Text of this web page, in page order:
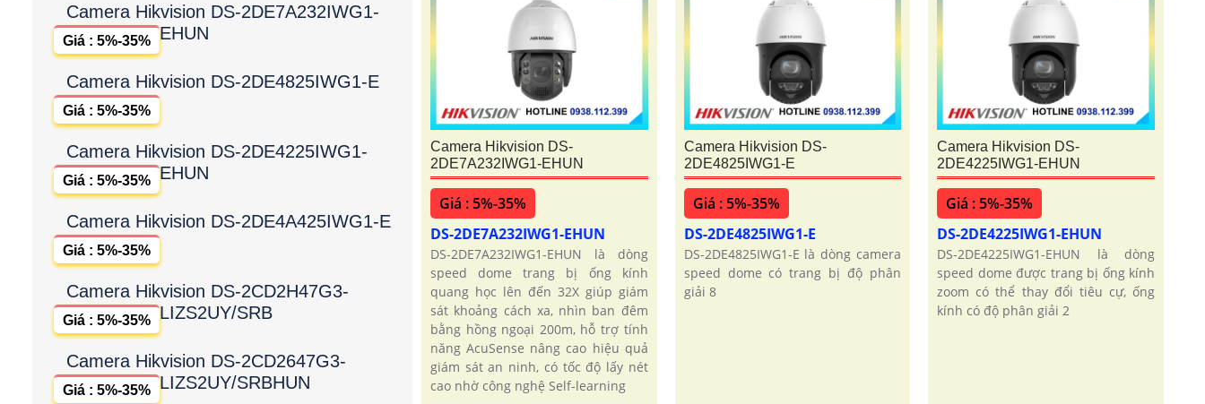
Camera Hikvision DS-2DE7A232IWG1-
EHUN
Giá : 5%-35%
Camera Hikvision DS-2DE4825IWG1-E
Giá : 5%-35%
Camera Hikvision DS-2DE4225IWG1-
EHUN
Giá : 5%-35%
Camera Hikvision DS-2DE4A425IWG1-E
Giá : 5%-35%
Camera Hikvision DS-2CD2H47G3-
LIZS2UY/SRB
Giá : 5%-35%
Camera Hikvision DS-2CD2647G3-
LIZS2UY/SRBHUN
Giá : 5%-35%
Camera Hikvision DS-
2DE7A232IWG1-EHUN
Giá : 5%-35%
DS-2DE7A232IWG1-EHUN
DS-2DE7A232IWG1-EHUN là dòng
speed dome trang bị ống kính
quang học lên đến 32X giúp giám
sát khoảng cách xa, nhìn ban đêm
bằng hồng ngoại 200m, hỗ trợ tính
năng AcuSense nâng cao hiệu quả
giám sát an ninh, có tốc độ lấy nét
cao nhờ công nghệ Self-learning
Camera Hikvision DS-
2DE4825IWG1-E
Giá : 5%-35%
DS-2DE4825IWG1-E
DS-2DE4825IWG1-E là dòng camera
speed dome có trang bị độ phân
giải 8
Camera Hikvision DS-
2DE4225IWG1-EHUN
Giá : 5%-35%
DS-2DE4225IWG1-EHUN
DS-2DE4225IWG1-EHUN là dòng
speed dome được trang bị ống kính
zoom có thể thay đổi tiêu cự, ống
kính có độ phân giải 2